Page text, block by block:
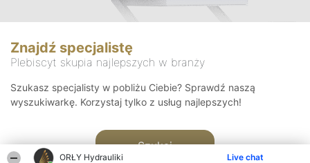
ORŁY Hydrauliki Live chat
Znajdź specjalistę
Plebiscyt skupia najlepszych w branży
Szukasz specjalisty w pobliżu Ciebie? Sprawdź naszą
wyszukiwarkę. Korzystaj tylko z usług najlepszych!
Szukaj